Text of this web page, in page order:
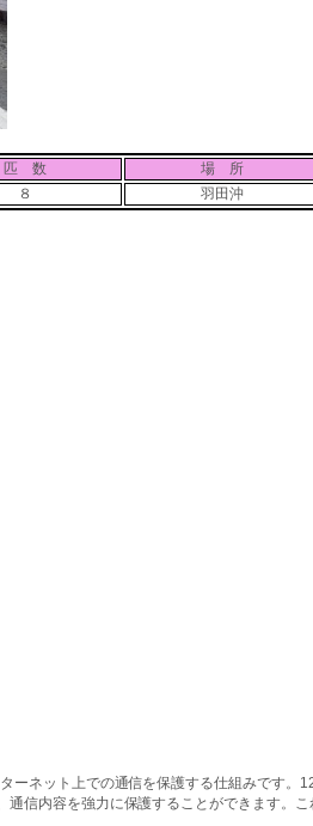
匹 数
場 所
８ 羽田沖
ネット上での通信を保護する仕組みです。
信内容を強力に保護することができます。